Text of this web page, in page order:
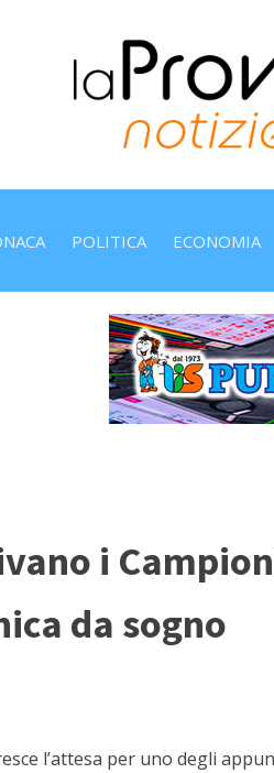
POLITICA ECONOMIA
i
da sogno
l’attesa per uno degli